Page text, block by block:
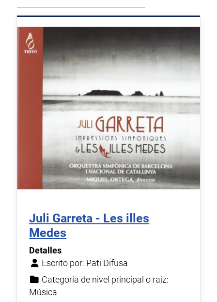
Juli Garreta - Les illes
Medes
Detalles
Escrito por: Pati Difusa
Categoría de nivel principal o raíz:
Música